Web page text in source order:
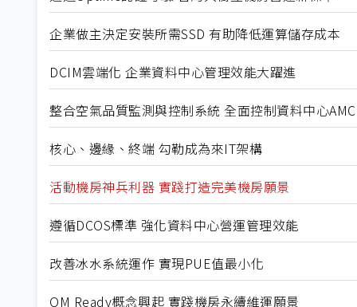
企業做主決定安裝所需SSD 有助降低運算儲存成本
DCIM雲端化 企業資料中心管理效能大躍進
整合空氣品質監測與控制系統 全面控制資料中心
核心、邊緣、終端 勾勒成為來IT架構
活動機房神兵利器 實踐打造完美機房願景
遵循DCOS標準 強化資料中心營運管理效能
改善冰水系統運作 實現PUE值最小化
OM Ready概念興起 實踐機房永續維運願景